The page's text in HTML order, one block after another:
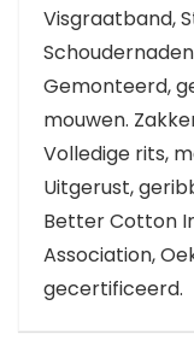
Visgraatband,
Gemonteerd,
mouwen.
Volledige rits,
Uitgerust,
Better Cotton
Association,
gecertificeerd.